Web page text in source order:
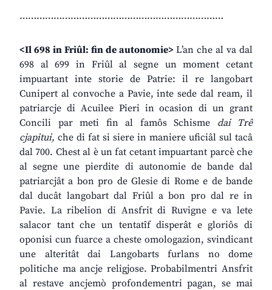
………………………………………………………………
<Il 698 in Friûl: fin de autonomie> L’an che al va dal
698 al 699 in Friûl al segne un moment cetant
impuartant inte storie de Patrie: il re langobart
Cunipert al convoche a Pavie, inte sede dal ream, il
patriarcje di Acuilee Pieri in ocasion di un grant
Concili par meti fin al famôs Schisme dai Trê
cjapitui, che di fat si siere in maniere uficiâl sul tacâ
dal 700. Chest al è un fat cetant impuartant parcè che
al segne une pierdite di autonomie de bande dal
patriarcjât a bon pro de Glesie di Rome e de bande
dal ducât langobart dal Friûl a bon pro dal re in
Pavie. La ribelion di Ansfrit di Ruvigne e va lete
salacor tant che un tentatîf disperât e gloriôs di
oponisi cun fuarce a cheste omologazion, svindicant
une alteritât dai Langobarts furlans no dome
politiche ma ancje religjose. Probabilmentri Ansfrit
al restave ancjemò profondementri pagan, se mai